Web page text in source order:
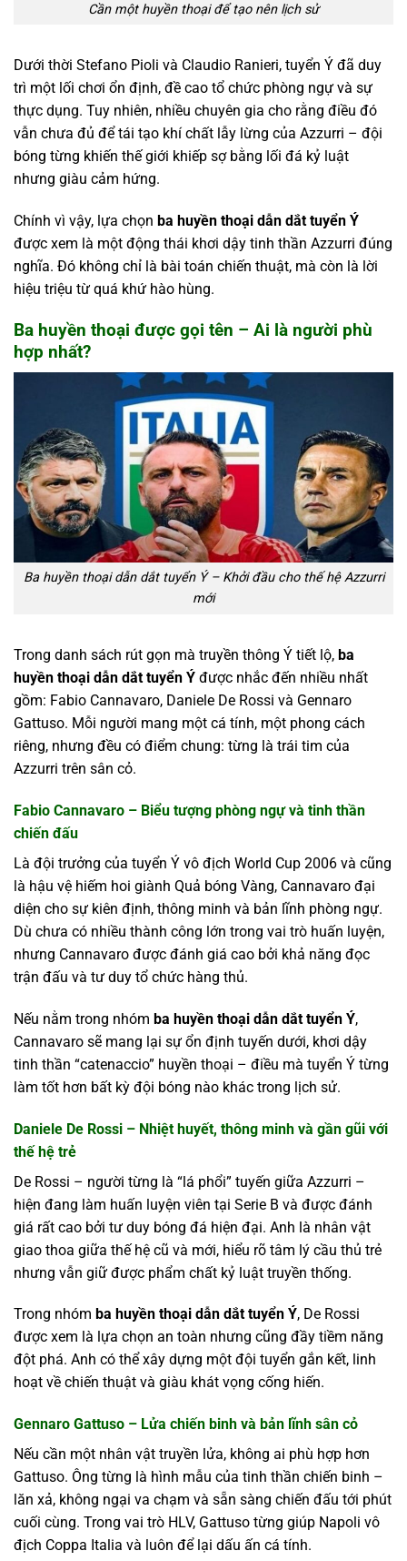
Cần một huyền thoại để tạo nên lịch sử
Dưới thời Stefano Pioli và Claudio Ranieri, tuyển Ý đã duy
trì một lối chơi ổn định, đề cao tổ chức phòng ngự và sự
thực dụng. Tuy nhiên, nhiều chuyên gia cho rằng điều đó
vẫn chưa đủ để tái tạo khí chất lẫy lừng của Azzurri – đội
bóng từng khiến thế giới khiếp sợ bằng lối đá kỷ luật
nhưng giàu cảm hứng.
Chính vì vậy, lựa chọn ba huyền thoại dẫn dắt tuyển Ý
được xem là một động thái khơi dậy tinh thần Azzurri đúng
nghĩa. Đó không chỉ là bài toán chiến thuật, mà còn là lời
hiệu triệu từ quá khứ hào hùng.
Ba huyền thoại được gọi tên – Ai là người phù
hợp nhất?
Ba huyền thoại dẫn dắt tuyển Ý – Khởi đầu cho thế hệ Azzurri
mới
Trong danh sách rút gọn mà truyền thông Ý tiết lộ, ba
huyền thoại dẫn dắt tuyển Ý được nhắc đến nhiều nhất
gồm: Fabio Cannavaro, Daniele De Rossi và Gennaro
Gattuso. Mỗi người mang một cá tính, một phong cách
riêng, nhưng đều có điểm chung: từng là trái tim của
Azzurri trên sân cỏ.
Fabio Cannavaro – Biểu tượng phòng ngự và tinh thần
chiến đấu
Là đội trưởng của tuyển Ý vô địch World Cup 2006 và cũng
là hậu vệ hiếm hoi giành Quả bóng Vàng, Cannavaro đại
diện cho sự kiên định, thông minh và bản lĩnh phòng ngự.
Dù chưa có nhiều thành công lớn trong vai trò huấn luyện,
nhưng Cannavaro được đánh giá cao bởi khả năng đọc
trận đấu và tư duy tổ chức hàng thủ.
Nếu nằm trong nhóm ba huyền thoại dẫn dắt tuyển Ý,
Cannavaro sẽ mang lại sự ổn định tuyến dưới, khơi dậy
tinh thần “catenaccio” huyền thoại – điều mà tuyển Ý từng
làm tốt hơn bất kỳ đội bóng nào khác trong lịch sử.
Daniele De Rossi – Nhiệt huyết, thông minh và gần gũi với
thế hệ trẻ
De Rossi – người từng là “lá phổi” tuyến giữa Azzurri –
hiện đang làm huấn luyện viên tại Serie B và được đánh
giá rất cao bởi tư duy bóng đá hiện đại. Anh là nhân vật
giao thoa giữa thế hệ cũ và mới, hiểu rõ tâm lý cầu thủ trẻ
nhưng vẫn giữ được phẩm chất kỷ luật truyền thống.
Trong nhóm ba huyền thoại dẫn dắt tuyển Ý, De Rossi
được xem là lựa chọn an toàn nhưng cũng đầy tiềm năng
đột phá. Anh có thể xây dựng một đội tuyển gắn kết, linh
hoạt về chiến thuật và giàu khát vọng cống hiến.
Gennaro Gattuso – Lửa chiến binh và bản lĩnh sân cỏ
Nếu cần một nhân vật truyền lửa, không ai phù hợp hơn
Gattuso. Ông từng là hình mẫu của tinh thần chiến binh –
lăn xả, không ngại va chạm và sẵn sàng chiến đấu tới phút
cuối cùng. Trong vai trò HLV, Gattuso từng giúp Napoli vô
địch Coppa Italia và luôn để lại dấu ấn cá tính.